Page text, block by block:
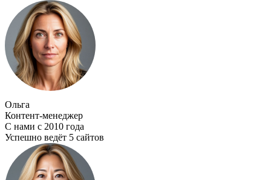
Ольга
Контент-менеджер
С нами с 2010 года
Успешно ведёт 5 сайтов